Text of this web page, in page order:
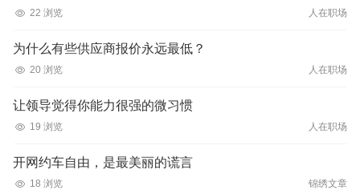
22 浏览 人在职场
为什么有些供应商报价永远最低？
20 浏览 人在职场
让领导觉得你能力很强的微习惯
19 浏览 人在职场
开网约车自由，是最美丽的谎言
18 浏览 锦绣文章